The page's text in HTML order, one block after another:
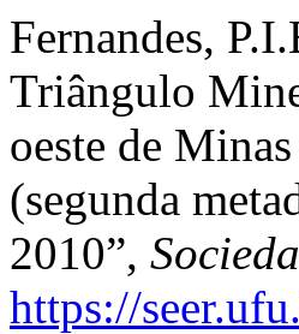
Fernandes,
Triângulo
oeste de
(segunda
2010”,
https://